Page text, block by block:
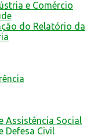
e Comércio
do Relatório da
Assistência Social
Defesa Civil